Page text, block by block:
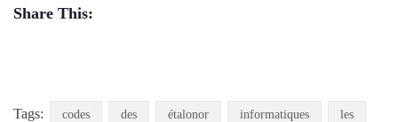
Share This:
Tags: codes des étalonor informatiques les